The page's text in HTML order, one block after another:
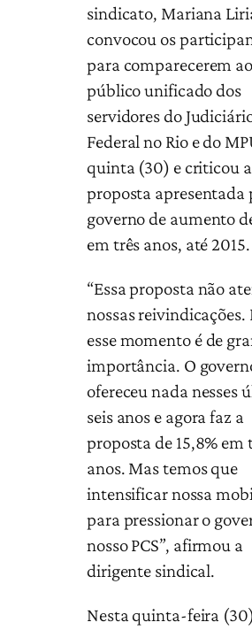
sindicato, Mariana
convocou os
para comparecerem
público unificado dos
servidores do
Federal no Rio e do
quinta (30) e criticou a
proposta apresentada
governo de aumento
em três anos, até 2015.
“Essa proposta não
nossas reivindicações.
esse momento é de
importância. O
ofereceu nada nesses
seis anos e agora faz a
proposta de 15,8% em
anos. Mas temos que
intensificar nossa
para pressionar o
nosso PCS”, afirmou a
dirigente sindical.
Nesta quinta-feira